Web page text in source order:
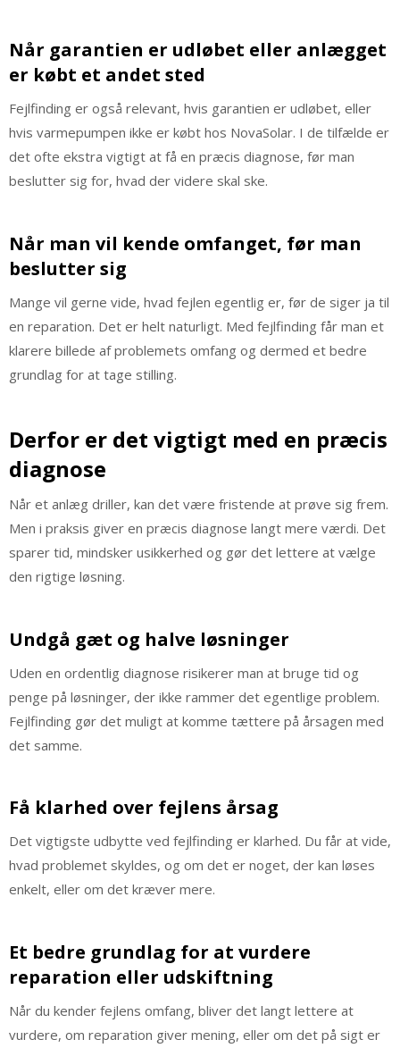
Når garantien er udløbet eller anlægget
er købt et andet sted
Fejlfinding er også relevant, hvis garantien er udløbet, eller
hvis varmepumpen ikke er købt hos NovaSolar. I de tilfælde er
det ofte ekstra vigtigt at få en præcis diagnose, før man
beslutter sig for, hvad der videre skal ske.
Når man vil kende omfanget, før man
beslutter sig
Mange vil gerne vide, hvad fejlen egentlig er, før de siger ja til
en reparation. Det er helt naturligt. Med fejlfinding får man et
klarere billede af problemets omfang og dermed et bedre
grundlag for at tage stilling.
Derfor er det vigtigt med en præcis
diagnose
Når et anlæg driller, kan det være fristende at prøve sig frem.
Men i praksis giver en præcis diagnose langt mere værdi. Det
sparer tid, mindsker usikkerhed og gør det lettere at vælge
den rigtige løsning.
Undgå gæt og halve løsninger
Uden en ordentlig diagnose risikerer man at bruge tid og
penge på løsninger, der ikke rammer det egentlige problem.
Fejlfinding gør det muligt at komme tættere på årsagen med
det samme.
Få klarhed over fejlens årsag
Det vigtigste udbytte ved fejlfinding er klarhed. Du får at vide,
hvad problemet skyldes, og om det er noget, der kan løses
enkelt, eller om det kræver mere.
Et bedre grundlag for at vurdere
reparation eller udskiftning
Når du kender fejlens omfang, bliver det langt lettere at
vurdere, om reparation giver mening, eller om det på sigt er